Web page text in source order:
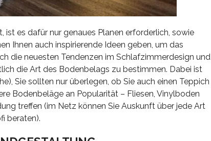
es dafür nur genaues Planen erforderlich, sowie
Ihnen auch inspirierende Ideen geben, um das
die neuesten Tendenzen im Schlafzimmerdesign und
die Art des Bodenbelags zu bestimmen. Dabei ist
Sie sollten nur überlegen, ob Sie auch einen Teppich
Bodenbeläge an Popularität – Fliesen, Vinylboden
treffen (im Netz können Sie Auskunft über jede Art
beraten).